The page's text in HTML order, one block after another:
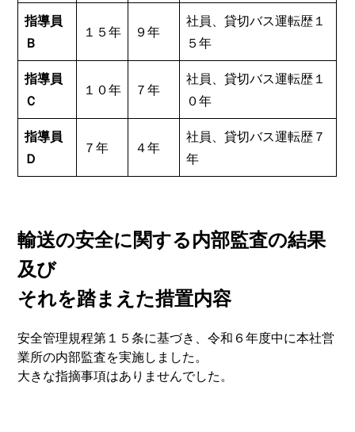
指導員
Ｂ
１５年 ９年
社員、貸切バス運転歴１
５年
指導員
Ｃ
１０年 ７年
社員、貸切バス運転歴１
０年
指導員
Ｄ
７年 ４年
社員、貸切バス運転歴７
年
輸送の安全に関する内部監査の結果
及び
それを踏まえた措置内容
安全管理規程第１５条に基づき、令和６年度中に本社営
業所の内部監査を実施しました。
大きな指摘事項はありませんでした。